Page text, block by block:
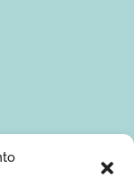
por Ponle Arte
La base legal